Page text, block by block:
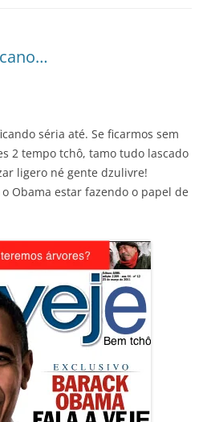
séria até. Se ficarmos sem
2 tempo tchô, tamo tudo lascado
ligero né gente dzulivre!
Obama estar fazendo o papel de